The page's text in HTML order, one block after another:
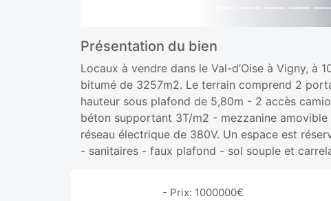
Présentation du bien
Locaux à vendre dans le Val-d’Oise à Vigny, à
bitumé de 3257m2. Le terrain comprend 2
hauteur sous plafond de 5,80m - 2 accès
béton supportant 3T/m2 - mezzanine
réseau électrique de 380V. Un espace est
- sanitaires - faux plafond - sol souple et
- Prix: 1000000€